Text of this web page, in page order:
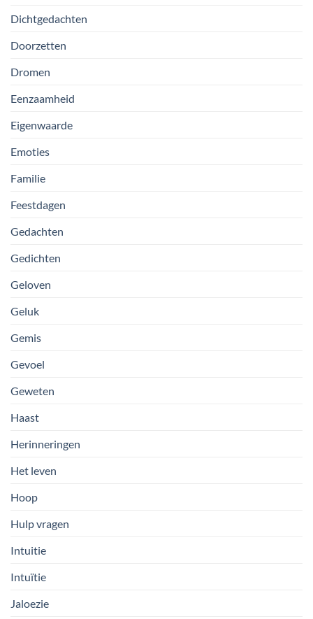
Dichtgedachten
Doorzetten
Dromen
Eenzaamheid
Eigenwaarde
Emoties
Familie
Feestdagen
Gedachten
Gedichten
Geloven
Geluk
Gemis
Gevoel
Geweten
Haast
Herinneringen
Het leven
Hoop
Hulp vragen
Intuitie
Intuïtie
Jaloezie